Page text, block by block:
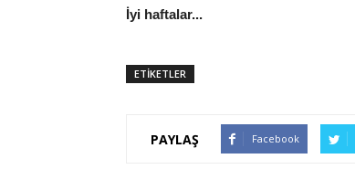
İyi haftalar...
ETİKETLER
PAYLAŞ Facebook